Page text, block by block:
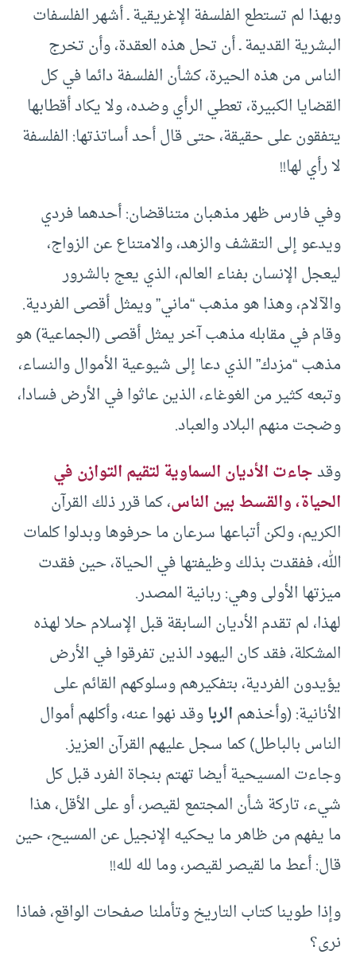
وبهذا لم تستطع الفلسفة الإغريقية ـ أشهر الفلسفات
البشرية القديمة ـ أن تحل هذه العقدة، وأن تخرج
الناس من هذه الحيرة، كشأن الفلسفة دائما في كل
القضايا الكبيرة، تعطي الرأي وضده، ولا يكاد أقطابها
يتفقون على حقيقة، حتى قال أحد أساتذتها: الفلسفة
لا رأي لها!!
وفي فارس ظهر مذهبان متناقضان: أحدهما فردي
ويدعو إلى التقشف والزهد، والامتناع عن الزواج،
ليعجل الإنسان بفناء العالم، الذي يعج بالشرور
والآلام، وهذا هو مذهب “ماني” ويمثل أقصى الفردية.
وقام في مقابله مذهب آخر يمثل أقصى (الجماعية) هو
مذهب “مزدك” الذي دعا إلى شيوعية الأموال والنساء،
وتبعه كثير من الغوغاء، الذين عاثوا في الأرض فسادا،
وضجت منهم البلاد والعباد.
وقدجاءت الأديان السماوية لتقيم التوازن في
الحياة، والقسط بين الناس، كما قرر ذلك القرآن
الكريم، ولكن أتباعها سرعان ما حرفوها وبدلوا كلمات
الله، ففقدت بذلك وظيفتها في الحياة، حين فقدت
ميزتها الأولى وهي: ربانية المصدر.
لهذا، لم تقدم الأديان السابقة قبل الإسلام حلا لهذه
المشكلة، فقد كان اليهود الذين تفرقوا في الأرض
يؤيدون الفردية، بتفكيرهم وسلوكهم القائم على
الأنانية: (وأخذهمالرباوقد نهوا عنه، وأكلهم أموال
الناس بالباطل) كما سجل عليهم القرآن العزيز.
وجاءت المسيحية أيضا تهتم بنجاة الفرد قبل كل
شيء، تاركة شأن المجتمع لقيصر، أو على الأقل، هذا
ما يفهم من ظاهر ما يحكيه الإنجيل عن المسيح، حين
قال: أعط ما لقيصر لقيصر، وما لله لله!!
وإذا طوينا كتاب التاريخ وتأملنا صفحات الواقع، فماذا
نرى؟